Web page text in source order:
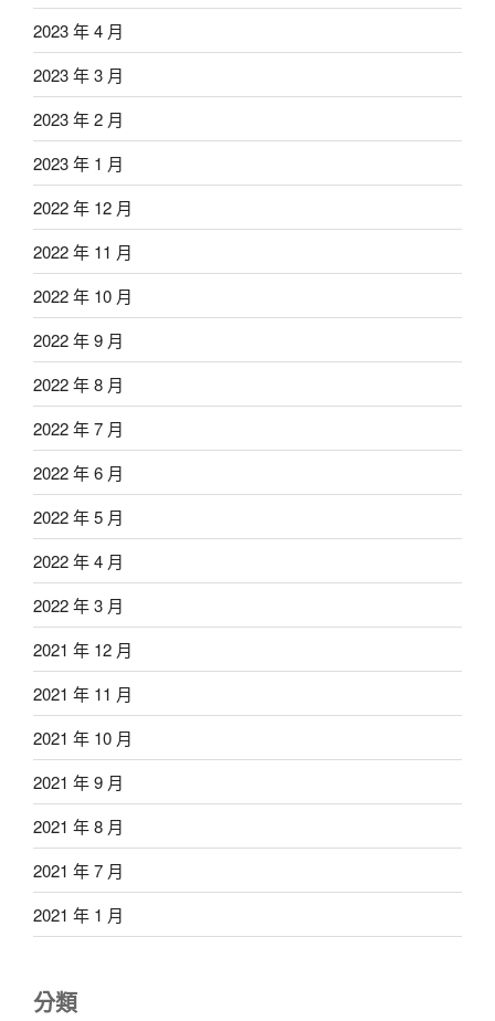
2023 年 4 月
2023 年 3 月
2023 年 2 月
2023 年 1 月
2022 年 12 月
2022 年 11 月
2022 年 10 月
2022 年 9 月
2022 年 8 月
2022 年 7 月
2022 年 6 月
2022 年 5 月
2022 年 4 月
2022 年 3 月
2021 年 12 月
2021 年 11 月
2021 年 10 月
2021 年 9 月
2021 年 8 月
2021 年 7 月
2021 年 1 月
分類